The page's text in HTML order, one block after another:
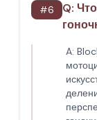
#6 Q:
A: